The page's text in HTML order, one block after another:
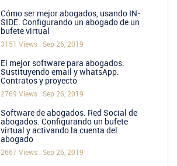
Cómo ser mejor abogados, usando IN-
SIDE. Configurando un abogado de un
bufete virtual
3151 Views . Sep 26, 2019
El mejor software para abogados.
Sustituyendo email y whatsApp.
Contratos y proyecto
2769 Views . Sep 26, 2019
Software de abogados. Red Social de
abogados. Configurando un bufete
virtual y activando la cuenta del
abogado
2667 Views . Sep 26, 2019